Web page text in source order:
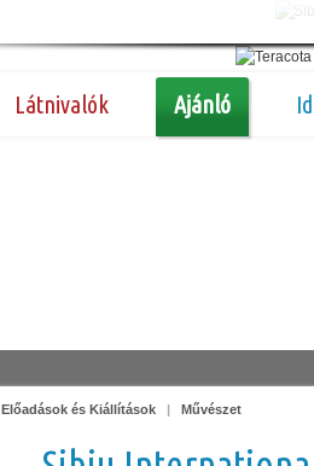
Látnivalók Ajánló
Előadások és Kiállítások | Művészet